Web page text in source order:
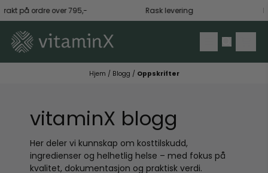
Hopp til innhold
på ordre over 795,- Rask levering
Hjem / Blogg / Oppskrifter
vitaminX blogg
Her deler vi kunnskap om kosttilskudd,
ingredienser og helhetlig helse – med fokus på
kvalitet, dokumentasjon og praktisk verdi.